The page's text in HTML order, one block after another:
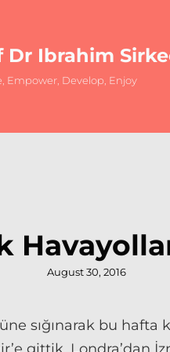
Dr Ibrahim
Empower, Develop, Enjoy
Posted
August 30, 2016
sığınarak bu hafta